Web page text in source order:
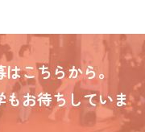
こちらから。
もお待ちしていま